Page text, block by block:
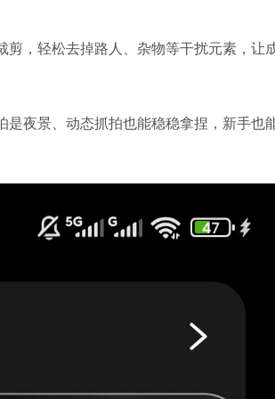
，轻松去掉路人、杂物等干扰元素，让
夜景、动态抓拍也能稳稳拿捏，新手也